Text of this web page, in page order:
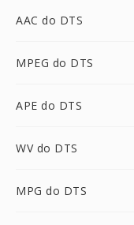
AAC do DTS
MPEG do DTS
APE do DTS
WV do DTS
MPG do DTS